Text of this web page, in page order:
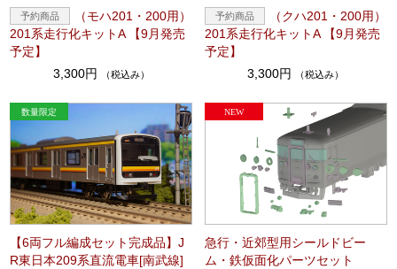
（モハ201・200用）
201系走行化キットA 【9月発売
予定】
3,300円
（税込み）
（クハ201・200用）
201系走行化キットA 【9月発売
予定】
3,300円
（税込み）
【6両フル編成セット完成品】J
R東日本209系直流電車[南武線]
急行・近郊型用シールドビー
ム・鉄仮面化パーツセット